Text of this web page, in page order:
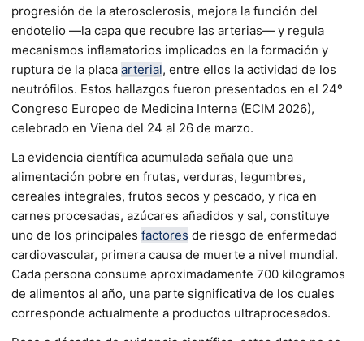
progresión de la aterosclerosis, mejora la función del
endotelio —la capa que recubre las arterias— y regula
mecanismos inflamatorios implicados en la formación y
ruptura de la placa arterial, entre ellos la actividad de los
neutrófilos. Estos hallazgos fueron presentados en el 24º
Congreso Europeo de Medicina Interna (ECIM 2026),
celebrado en Viena del 24 al 26 de marzo.
La evidencia científica acumulada señala que una
alimentación pobre en frutas, verduras, legumbres,
cereales integrales, frutos secos y pescado, y rica en
carnes procesadas, azúcares añadidos y sal, constituye
uno de los principales factores de riesgo de enfermedad
cardiovascular, primera causa de muerte a nivel mundial.
Cada persona consume aproximadamente 700 kilogramos
de alimentos al año, una parte significativa de los cuales
corresponde actualmente a productos ultraprocesados.